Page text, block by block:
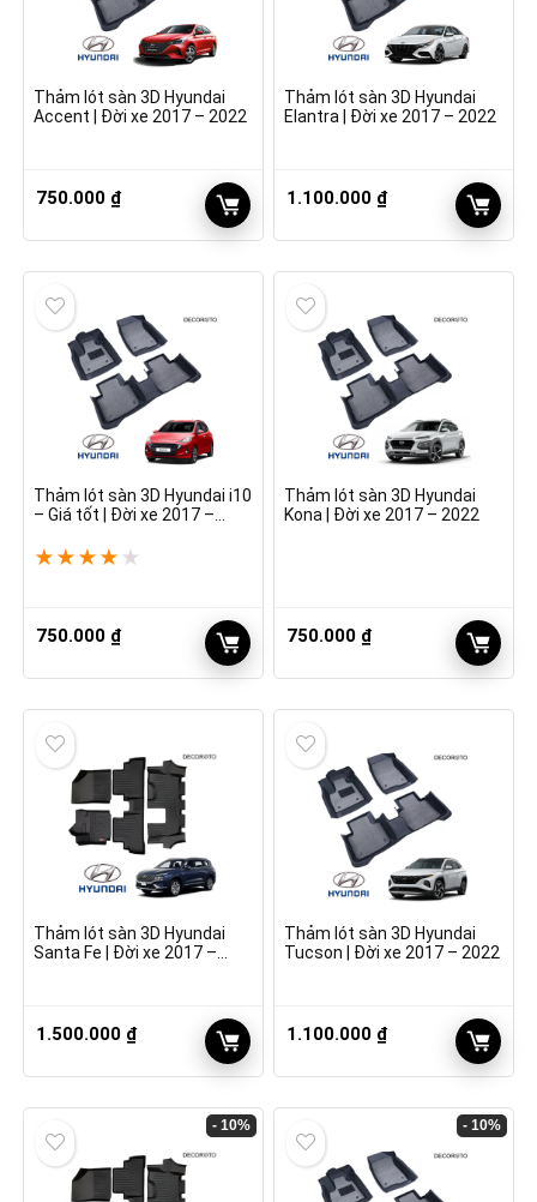
Thảm lót sàn 3D Hyundai
Accent | Đời xe 2017 – 2022
750.000 ₫
Thảm lót sàn 3D Hyundai
Elantra | Đời xe 2017 – 2022
1.100.000 ₫
Thảm lót sàn 3D Hyundai i10
– Giá tốt | Đời xe 2017 –
★ ★ ★ ★ ★
750.000 ₫
Thảm lót sàn 3D Hyundai
Kona | Đời xe 2017 – 2022
750.000 ₫
Thảm lót sàn 3D Hyundai
Santa Fe | Đời xe 2017 –
1.500.000 ₫
Thảm lót sàn 3D Hyundai
Tucson | Đời xe 2017 – 2022
1.100.000 ₫
- 10% - 10%